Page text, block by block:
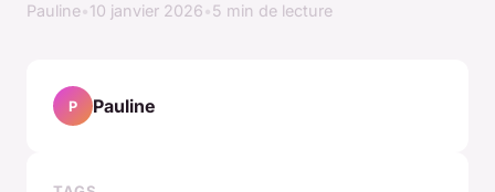
Pauline•10 janvier 2026•5 min de lecture
P Pauline